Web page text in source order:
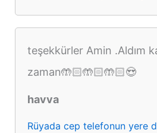
teşekkürler Amin .Aldım
zaman🤲🏻🤲🏻🤲🏻😍
havva
Rüyada cep telefonun yere